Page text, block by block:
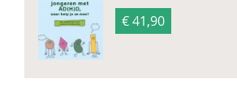
€ 41,90